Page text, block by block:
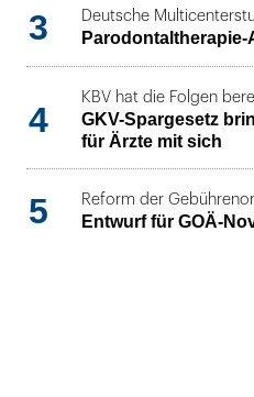
3 Deutsche
4
KBV hat die Folgen
GKV-Spargesetz
für Ärzte mit sich
5 Reform der
Entwurf für GOÄ-